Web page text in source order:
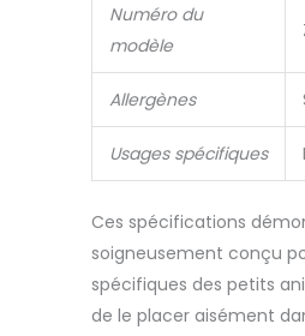
Numéro du
modèle
Allergènes
Usages spécifiques
Ces spécifications
soigneusement conçu
spécifiques des petits
de le placer aisément